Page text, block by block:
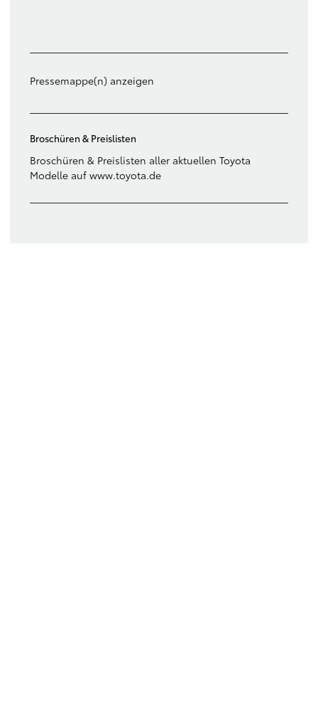
Pressemappe(n) anzeigen
Broschüren & Preislisten
Broschüren & Preislisten aller aktuellen Toyota
Modelle auf www.toyota.de